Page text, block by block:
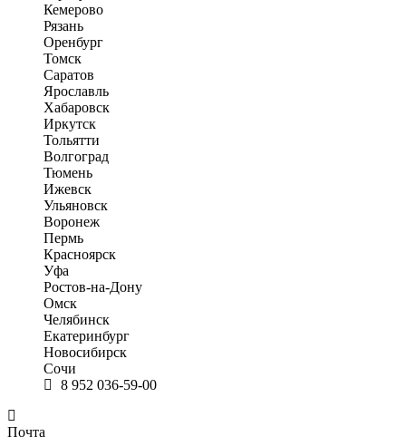
Кемерово
Рязань
Оренбург
Томск
Саратов
Ярославль
Хабаровск
Иркутск
Тольятти
Волгоград
Тюмень
Ижевск
Ульяновск
Воронеж
Пермь
Красноярск
Уфа
Ростов-на-Дону
Омск
Челябинск
Екатеринбург
Новосибирск
Сочи
8 952 036-59-00
Почта